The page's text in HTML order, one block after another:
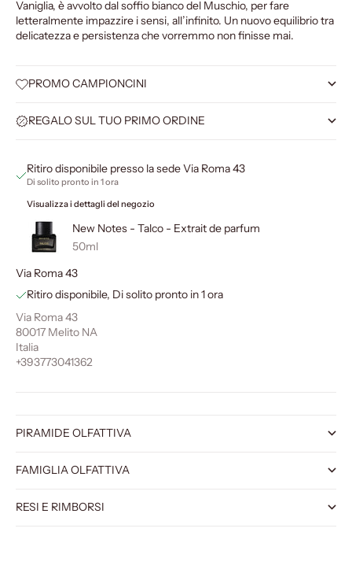
Vaniglia, è avvolto dal soffio bianco del Muschio, per fare
letteralmente impazzire i sensi, all’infinito. Un nuovo equilibrio tra
delicatezza e persistenza che vorremmo non finisse mai.
PROMO CAMPIONCINI
REGALO SUL TUO PRIMO ORDINE
Ritiro disponibile presso la sede Via Roma 43
Di solito pronto in 1 ora
Visualizza i dettagli del negozio
New Notes - Talco - Extrait de parfum
50ml
Via Roma 43
Ritiro disponibile, Di solito pronto in 1 ora
Via Roma 43
80017 Melito NA
Italia
+393773041362
PIRAMIDE OLFATTIVA
FAMIGLIA OLFATTIVA
RESI E RIMBORSI